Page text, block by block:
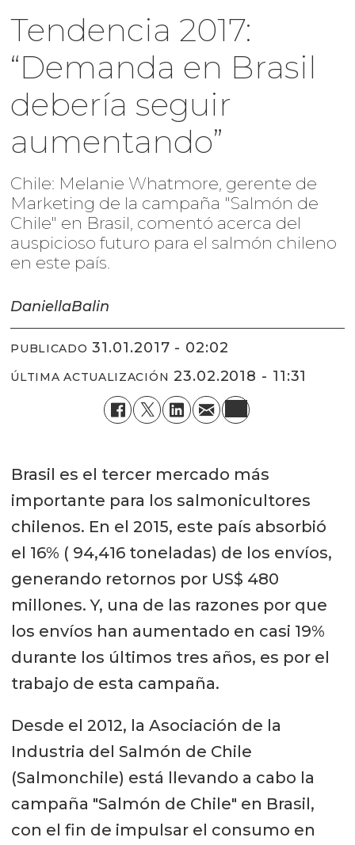
Tendencia 2017:
“Demanda en Brasil
debería seguir
aumentando”
Chile: Melanie Whatmore, gerente de
Marketing de la campaña "Salmón de
Chile" en Brasil, comentó acerca del
auspicioso futuro para el salmón chileno
en este país.
DaniellaBalin
PUBLICADO 31.01.2017 - 02:02
ÚLTIMA ACTUALIZACIÓN 23.02.2018 - 11:31
Brasil es el tercer mercado más
importante para los salmonicultores
chilenos. En el 2015, este país absorbió
el 16% ( 94,416 toneladas) de los envíos,
generando retornos por US$ 480
millones. Y, una de las razones por que
los envíos han aumentado en casi 19%
durante los últimos tres años, es por el
trabajo de esta campaña.
Desde el 2012, la Asociación de la
Industria del Salmón de Chile
(Salmonchile) está llevando a cabo la
campaña "Salmón de Chile" en Brasil,
con el fin de impulsar el consumo en